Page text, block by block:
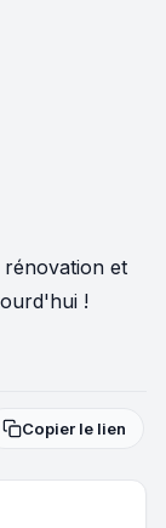
et
!
Copier le lien